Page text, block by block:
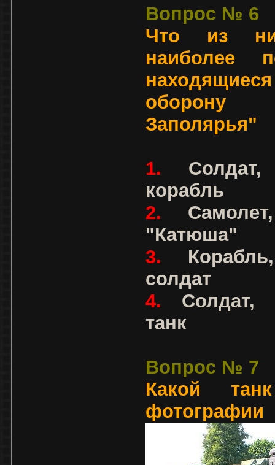
Вопрос № 6
Что из
наиболее
Заполярья"
1. Солдат,
корабль
2.
"Катюша"
3.
солдат
4. Солдат,
танк
Вопрос № 7
Какой
фотографии